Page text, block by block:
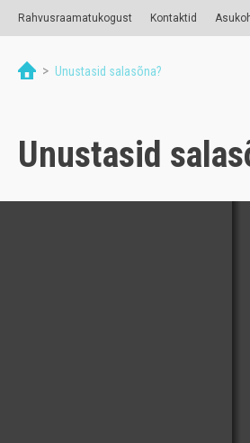
Rahvusraamatukogust Kontaktid
> Unustasid salasõna?
Unustasid